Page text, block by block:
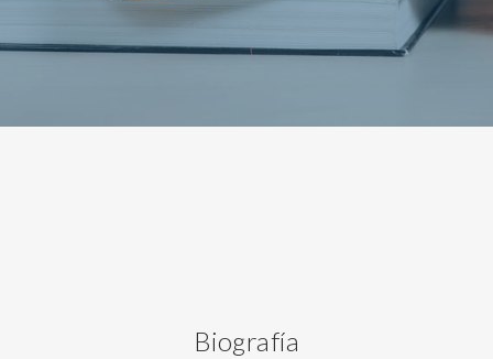
Biografía